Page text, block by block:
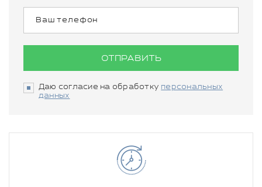
ОТПРАВИТЬ
Даю согласие на обработку персональных
данных